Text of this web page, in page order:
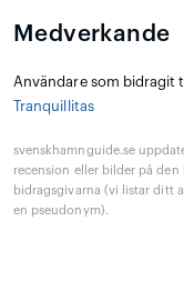
Medverkande
Användare som bidragit
Tranquillitas
svenskhamnguide.se
recension eller bilder på den
bidragsgivarna (vi listar ditt
en pseudonym).